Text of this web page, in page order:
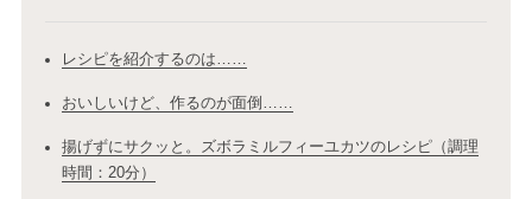
レシピを紹介するのは……
おいしいけど、作るのが面倒……
揚げずにサクッと。ズボラミルフィーユカツのレシピ（調理
時間：20分）